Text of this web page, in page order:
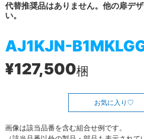
代替推奨品はありません。他の扉デ
い。
AJ1KJN-
¥127,500梱
お気に入り
画像は該当品番を含む組合せ例です。